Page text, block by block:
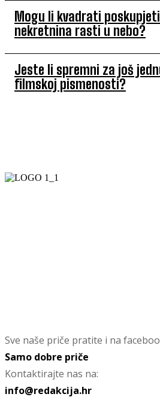
Mogu li kvadrati
nekretnina rasti u nebo?
Jeste li spremni za još
filmskoj pismenosti?
Sve naše priče pratite i na
Samo dobre priče
Kontaktirajte nas na:
info@redakcija.hr